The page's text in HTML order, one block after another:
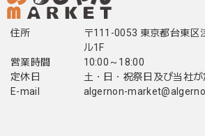
住所
〒111-0053 東京都台東区
ル1F
営業時間
10:00～18:00
定休日
土・日・祝祭日及び当社が
E-mail
algernon-